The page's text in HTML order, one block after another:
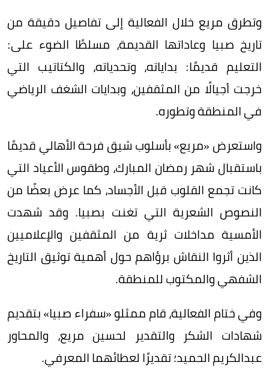
وتطرق مريع خلال الفعالية إلى تفاصيل دقيقة من
تاريخ صبيا وعاداتها القديمة، مسلطًا الضوء على:
التعليم قديمًا: بداياته، وتحدياته، والكتاتيب التي
خرجت أجيالًا من المثقفين، وبدايات الشغف الرياضي
في المنطقة وتطوره.
واستعرض «مريع» بأسلوب شيق فرحة الأهالي قديمًا
باستقبال شهر رمضان المبارك، وطقوس الأعياد التي
كانت تجمع القلوب قبل الأجساد، كما عرض بعضًا من
النصوص الشعرية التي تغنت بصبيا. وقد شهدت
الأمسية مداخلات ثرية من المثقفين والإعلاميين
الذين أثروا النقاش برؤاهم حول أهمية توثيق التاريخ
الشفهي والمكتوب للمنطقة.
وفي ختام الفعالية، قام ممثلو «سفراء صبيا» بتقديم
شهادات الشكر والتقدير لحسين مريع، والمحاور
عبدالكريم الحميد؛ تقديرًا لعطائهما المعرفي.